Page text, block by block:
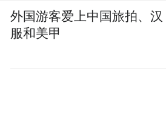
外国游客爱上中国旅拍、汉
服和美甲